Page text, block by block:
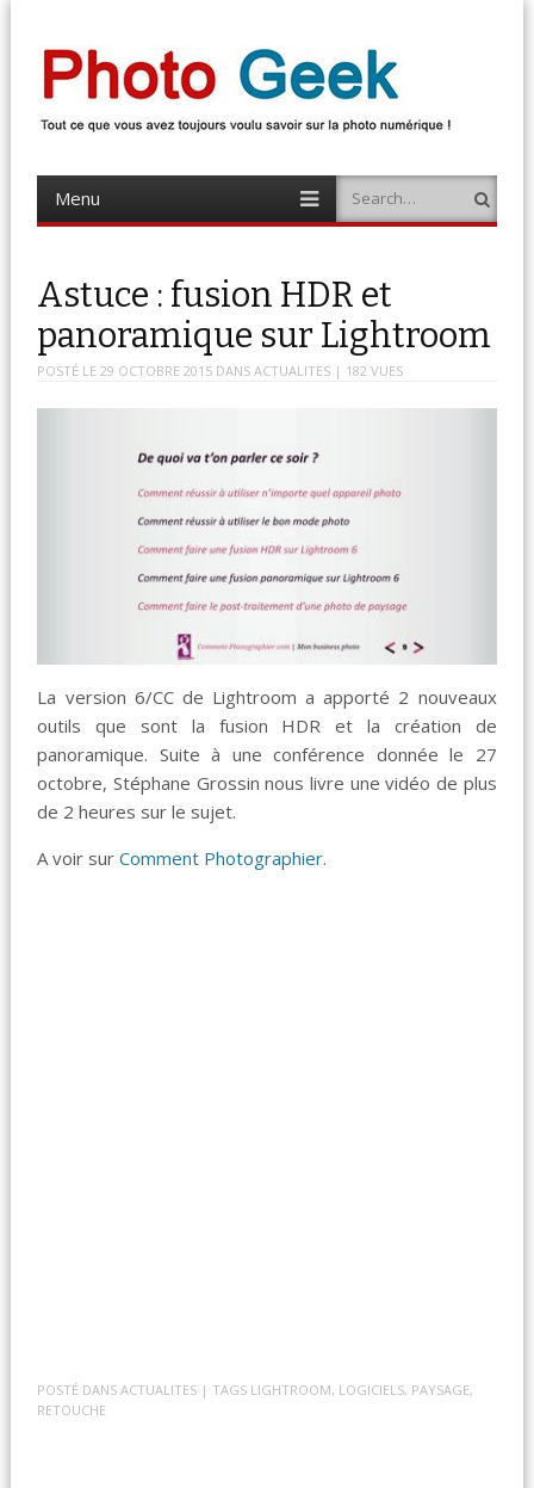
Photo Geek
Menu
content
Search
Astuce : fusion HDR et
panoramique sur Lightroom
POSTÉ LE 29 OCTOBRE 2015 DANSACTUALITES | 182 VUES
La version 6/CC de Lightroom a apporté 2 nouveaux
outils que sont la fusion HDR et la création de
panoramique. Suite à une conférence donnée le 27
octobre, Stéphane Grossin nous livre une vidéo de plus
de 2 heures sur le sujet.
A voir surComment Photographier.
POSTÉ DANSACTUALITES | TAGS LIGHTROOM, LOGICIELS, PAYSAGE,
RETOUCHE